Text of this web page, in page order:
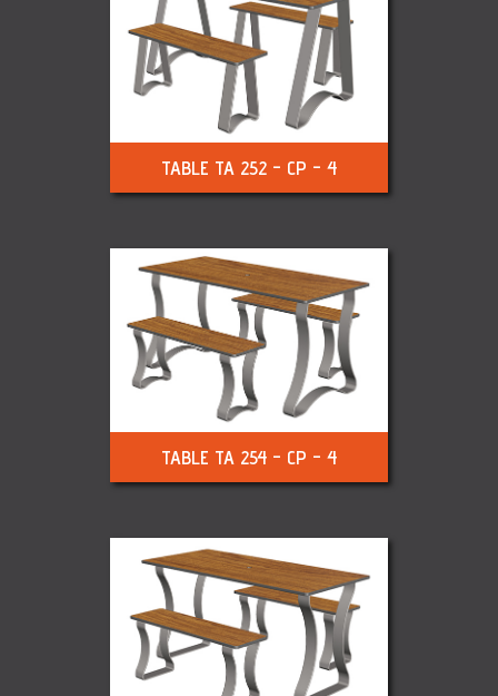
TABLE TA 252 - CP - 4
TABLE TA 254 - CP - 4